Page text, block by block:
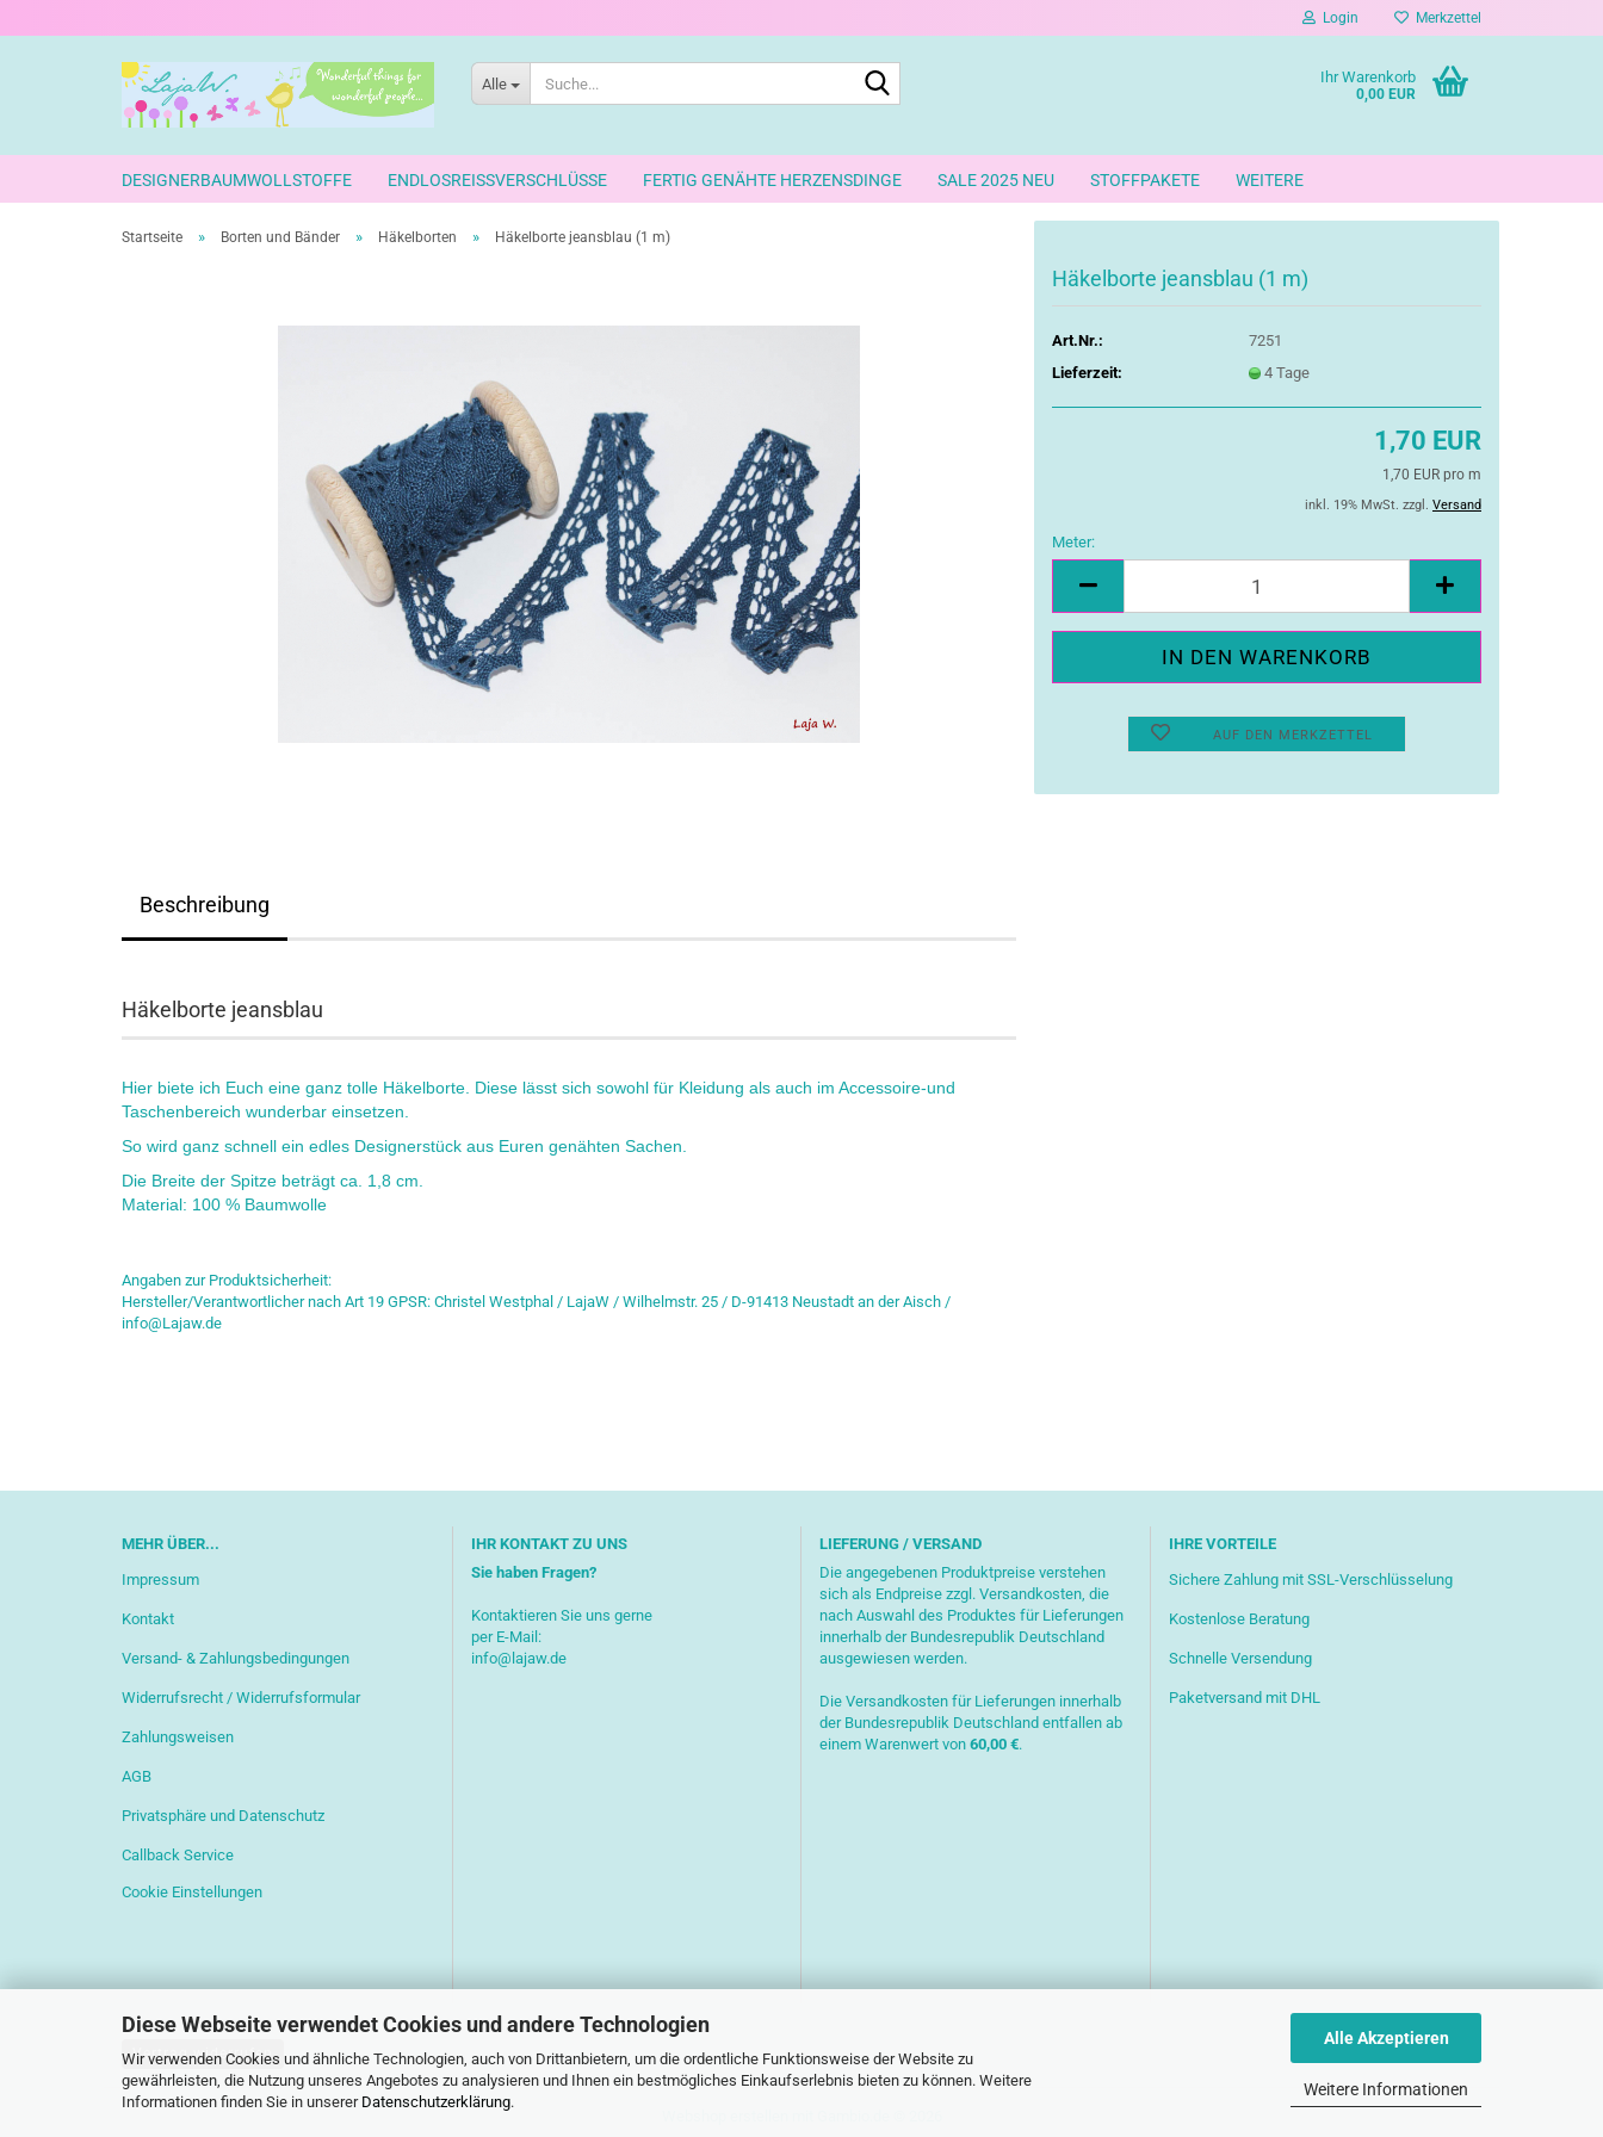
Diese Webseite verwendet Cookies und andere Technologien
Wir verwenden Cookies und ähnliche Technologien, auch von Drittanbietern, um die ordentliche Funktionsweise der Website zu
gewährleisten, die Nutzung unseres Angebotes zu analysieren und Ihnen ein bestmögliches Einkaufserlebnis bieten zu können. Weitere
Informationen finden Sie in unserer Datenschutzerklärung.
Alle Akzeptieren
Weitere Informationen
Login Merkzettel
Alle Ihr Warenkorb
0,00 EUR
DESIGNERBAUMWOLLSTOFFE ENDLOSREISSVERSCHLÜSSE FERTIG GENÄHTE HERZENSDINGE SALE 2025 NEU STOFFPAKETE WEITERE
Startseite » Borten und Bänder » Häkelborten » Häkelborte jeansblau (1 m)
Häkelborte jeansblau (1 m)
Art.Nr.:
7251
Lieferzeit:
4 Tage
1,70 EUR
1,70 EUR pro m
inkl. 19% MwSt. zzgl. Versand
Meter:
Meter
AUF DEN MERKZETTEL
Beschreibung
Häkelborte jeansblau
Hier biete ich Euch eine ganz tolle Häkelborte. Diese lässt sich sowohl für Kleidung als auch im Accessoire-und
Taschenbereich wunderbar einsetzen.
So wird ganz schnell ein edles Designerstück aus Euren genähten Sachen.
Die Breite der Spitze beträgt ca. 1,8 cm.
Material: 100 % Baumwolle
Angaben zur Produktsicherheit:
Hersteller/Verantwortlicher nach Art 19 GPSR: Christel Westphal / LajaW / Wilhelmstr. 25 / D-91413 Neustadt an der Aisch /
info@Lajaw.de
MEHR ÜBER...
Impressum
Kontakt
Versand- & Zahlungsbedingungen
Widerrufsrecht / Widerrufsformular
Zahlungsweisen
AGB
Privatsphäre und Datenschutz
Callback Service
Cookie Einstellungen
IHR KONTAKT ZU UNS
Sie haben Fragen?
Kontaktieren Sie uns gerne
per E-Mail:
info@lajaw.de
LIEFERUNG / VERSAND
Die angegebenen Produktpreise verstehen
sich als Endpreise zzgl. Versandkosten, die
nach Auswahl des Produktes für Lieferungen
innerhalb der Bundesrepublik Deutschland
ausgewiesen werden.
Die Versandkosten für Lieferungen innerhalb
der Bundesrepublik Deutschland entfallen ab
einem Warenwert von 60,00 €.
IHRE VORTEILE
Sichere Zahlung mit SSL-Verschlüsselung
Kostenlose Beratung
Schnelle Versendung
Paketversand mit DHL
Vertrag widerrufen